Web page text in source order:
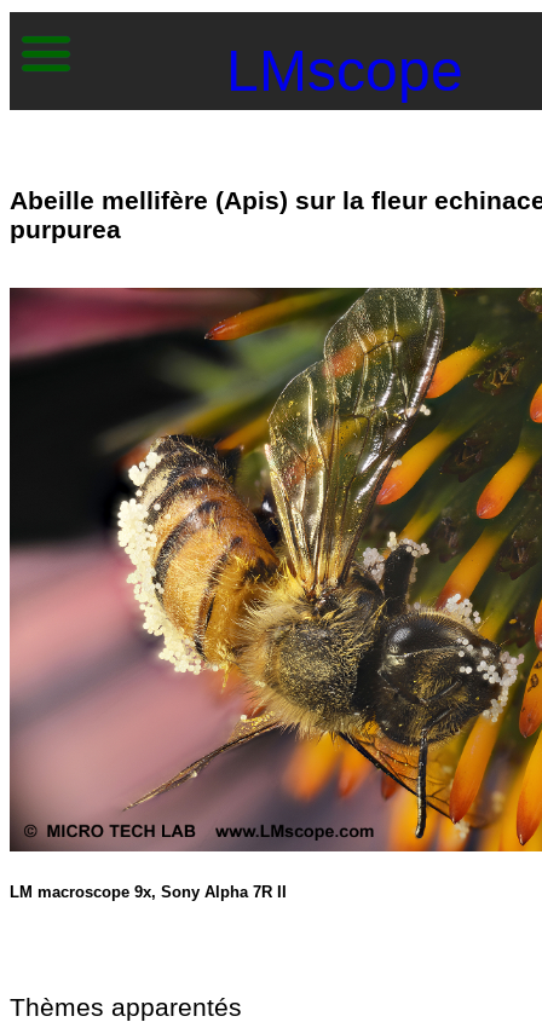
LMscope
Abeille mellifère (Apis) sur la fleur
purpurea
LM macroscope 9x, Sony Alpha 7R II
Thèmes apparentés